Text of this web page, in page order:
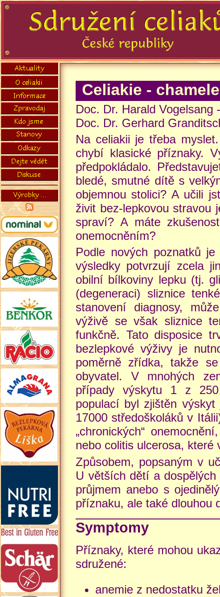
Celiakie -
Doc. Dr. Harald Vogelsang
Doc. Dr. Gerhard
Na celiakii je třeba
chybí klasické příznaky.
předpokládalo.
bledé, smutné dítě s
objemnou stolici? A učili
živit bez-lepkovou stravou
spraví? A máte
onemocněním?
Podle nových poznatků
výsledky potvrzují zcela
obilní bílkoviny lepku (tj.
(degeneraci) sliznice
stanovení diagnosy,
výživě se však sliznice
funkčně. Tato disposice
bezlepkové výživy je
poměrně zřídka, takže
obyvatel. V mnohých
případy výskytu 1 z
populací byl zjištěn
17000 středoškoláků v
„chronických“
nebo colitis ulcerosa,
Způsobem, popsaným v
U větších dětí a
průjmem anebo s
příznaku, ale také dlouhou
Symptomy
Příznaky, které mohou
sdružené:
anemie z nedostatku